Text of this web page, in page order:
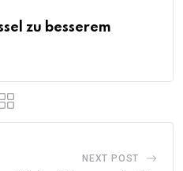
zu besserem
NEXT POST